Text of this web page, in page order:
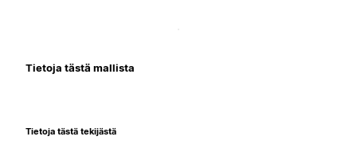
Tietoja tästä mallista
Tietoja tästä tekijästä